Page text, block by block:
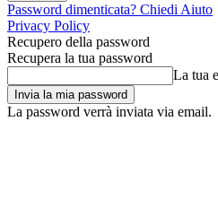
Password dimenticata? Chiedi Aiuto
Privacy Policy
Recupero della password
Recupera la tua password
La tua
La password verrà inviata via email.